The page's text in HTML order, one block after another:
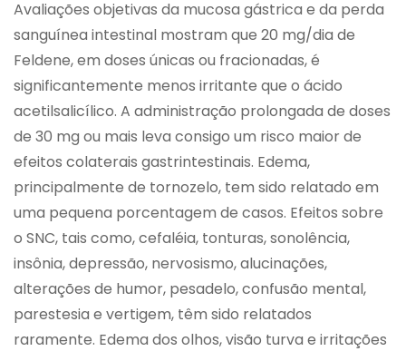
Avaliações objetivas da mucosa gástrica e da perda
sanguínea intestinal mostram que 20 mg/dia de
Feldene, em doses únicas ou fracionadas, é
significantemente menos irritante que o ácido
acetilsalicílico. A administração prolongada de doses
de 30 mg ou mais leva consigo um risco maior de
efeitos colaterais gastrintestinais. Edema,
principalmente de tornozelo, tem sido relatado em
uma pequena porcentagem de casos. Efeitos sobre
o SNC, tais como, cefaléia, tonturas, sonolência,
insônia, depressão, nervosismo, alucinações,
alterações de humor, pesadelo, confusão mental,
parestesia e vertigem, têm sido relatados
raramente. Edema dos olhos, visão turva e irritações